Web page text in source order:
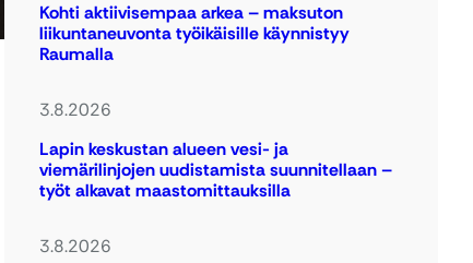
Kohti aktiivisempaa arkea – maksuton
liikuntaneuvonta työikäisille käynnistyy
Raumalla
3.8.2026
Lapin keskustan alueen vesi- ja
viemärilinjojen uudistamista suunnitellaan –
työt alkavat maastomittauksilla
3.8.2026